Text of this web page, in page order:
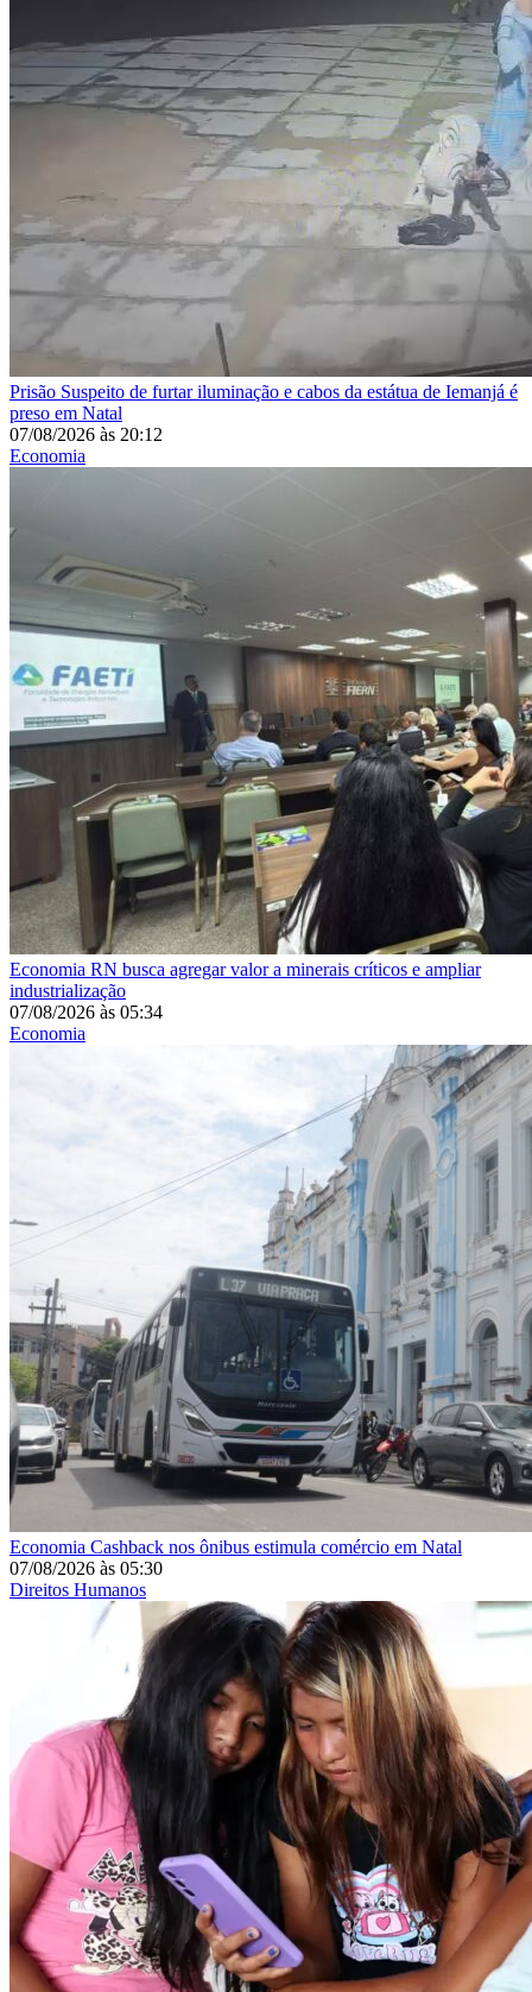
Prisão Suspeito de furtar iluminação e cabos da estátua de Iemanjá é
preso em Natal
07/08/2026 às 20:12
Economia
Economia RN busca agregar valor a minerais críticos e ampliar
industrialização
07/08/2026 às 05:34
Economia
Economia Cashback nos ônibus estimula comércio em Natal
07/08/2026 às 05:30
Direitos Humanos